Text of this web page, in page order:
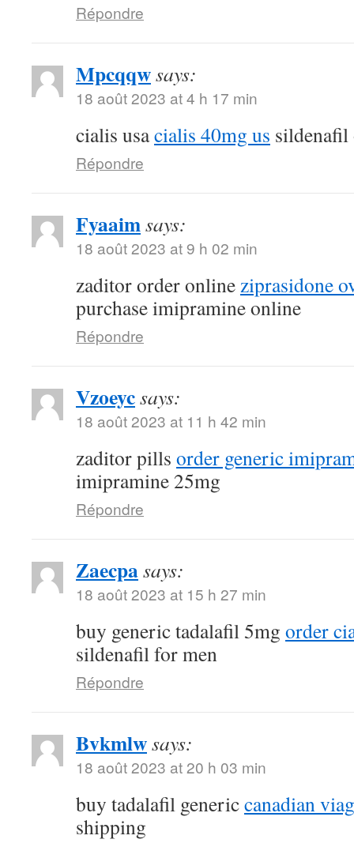
Répondre
Mpcqqwsays:
18 août 2023 at 4 h 17 min
cialis usacialis 40mg us sildenafil
Répondre
Fyaaimsays:
18 août 2023 at 9 h 02 min
zaditor order online ziprasidone
purchase imipramine online
Répondre
Vzoeycsays:
18 août 2023 at 11 h 42 min
zaditor pills order generic
imipramine 25mg
Répondre
Zaecpasays:
18 août 2023 at 15 h 27 min
buy generic tadalafil 5mg order
sildenafil for men
Répondre
Bvkmlwsays:
18 août 2023 at 20 h 03 min
buy tadalafil genericcanadian
shipping